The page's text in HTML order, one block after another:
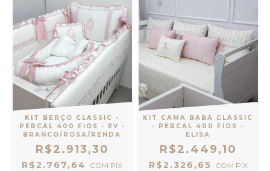
KIT BERÇO CLASSIC -
PERCAL 400 FIOS - EV -
BRANCO/ROSA/RENDA
R$2.913,30
R$2.767,64 COM PIX
KIT CAMA BABÁ CLASSIC
- PERCAL 400 FIOS -
ELISA
R$2.449,10
R$2.326,65 COM PIX